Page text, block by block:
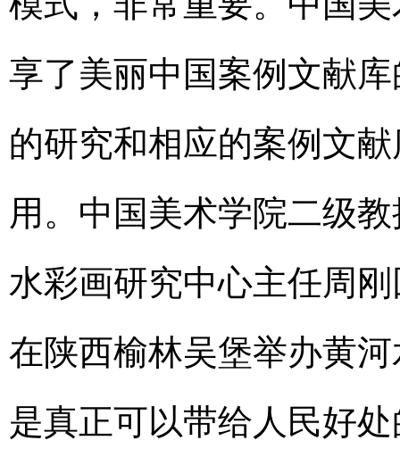
享了美丽中国案例文献
的研究和相应的案例文
用。中国美术学院二级
水彩画研究中心主任周
在陕西榆林吴堡举办黄
是真正可以带给人民好